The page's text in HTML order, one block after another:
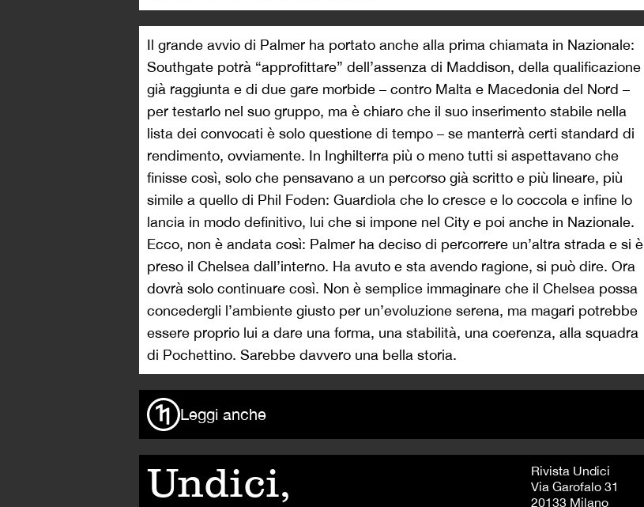
Il grande avvio di Palmer ha portato anche alla prima chiamata in Nazionale:
Southgate potrà “approfittare” dell’assenza di Maddison, della qualificazione
già raggiunta e di due gare morbide – contro Malta e Macedonia del Nord –
per testarlo nel suo gruppo, ma è chiaro che il suo inserimento stabile nella
lista dei convocati è solo questione di tempo – se manterrà certi standard di
rendimento, ovviamente. In Inghilterra più o meno tutti si aspettavano che
finisse così, solo che pensavano a un percorso già scritto e più lineare, più
simile a quello di Phil Foden: Guardiola che lo cresce e lo coccola e infine lo
lancia in modo definitivo, lui che si impone nel City e poi anche in Nazionale.
Ecco, non è andata così: Palmer ha deciso di percorrere un’altra strada e si è
preso il Chelsea dall’interno. Ha avuto e sta avendo ragione, si può dire. Ora
dovrà solo continuare così. Non è semplice immaginare che il Chelsea possa
concedergli l’ambiente giusto per un’evoluzione serena, ma magari potrebbe
essere proprio lui a dare una forma, una stabilità, una coerenza, alla squadra
di Pochettino. Sarebbe davvero una bella storia.
Leggi anche
Undici,
Rivista Undici
Via Garofalo 31
20133 Milano